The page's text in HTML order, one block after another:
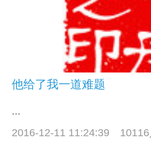
他给了我一道难题
...
2016-12-11 11:24:39